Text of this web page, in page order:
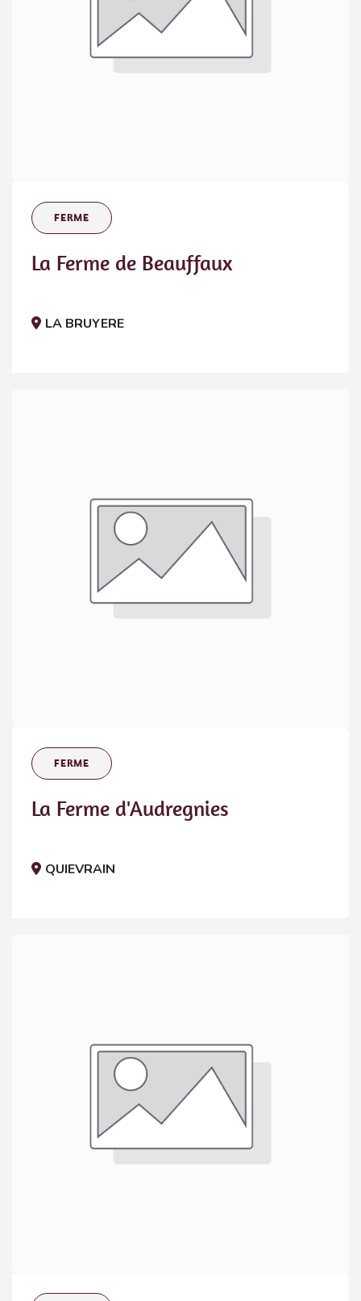
FERME
La Ferme de Beauffaux
LA BRUYERE
FERME
La Ferme d'Audregnies
QUIEVRAIN